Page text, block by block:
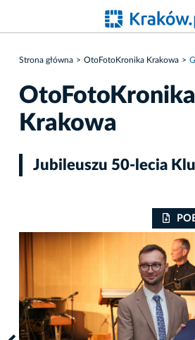
Strona główna OtoFotoKronika Krakowa
OtoFotoKronika
Krakowa
Jubileuszu 50-lecia